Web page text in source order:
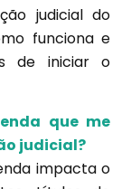
judicial do
funciona e
de iniciar o
que me
judicial?
impacta o